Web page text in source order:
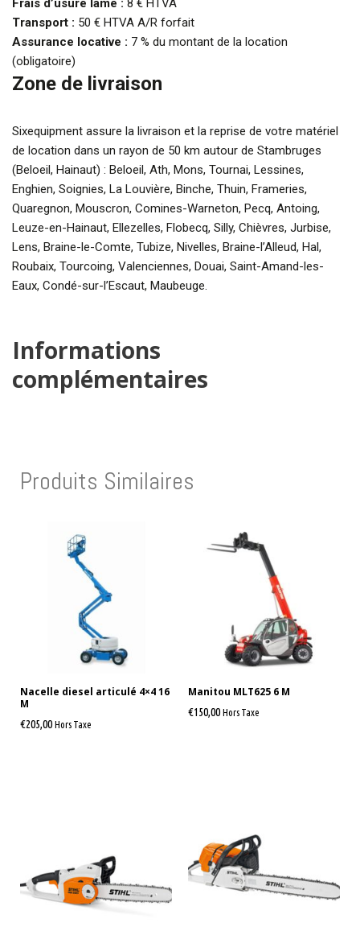
Frais d’usure lame : 8 € HTVA
Transport : 50 € HTVA A/R forfait
Assurance locative : 7 % du montant de la location
(obligatoire)
Zone de livraison
Sixequipment assure la livraison et la reprise de votre matériel
de location dans un rayon de 50 km autour de Stambruges
(Beloeil, Hainaut) : Beloeil, Ath, Mons, Tournai, Lessines,
Enghien, Soignies, La Louvière, Binche, Thuin, Frameries,
Quaregnon, Mouscron, Comines-Warneton, Pecq, Antoing,
Leuze-en-Hainaut, Ellezelles, Flobecq, Silly, Chièvres, Jurbise,
Lens, Braine-le-Comte, Tubize, Nivelles, Braine-l’Alleud, Hal,
Roubaix, Tourcoing, Valenciennes, Douai, Saint-Amand-les-
Eaux, Condé-sur-l’Escaut, Maubeuge.
Informations
complémentaires
Produits Similaires
Nacelle diesel articulé 4×4 16
M
€205,00 Hors Taxe
Manitou MLT625 6 M
€150,00 Hors Taxe